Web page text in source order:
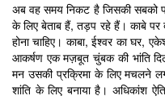
अब वह समय निकट है जिसकी सबको
के लिए बेताब हैं, तड़प रहे हैं। काबे पर
होना चाहिए। काबा, ईश्वर का घर,
आकर्षण एक मज़बूत चुंबक की भांति
मन उसकी प्रक्रिमा के लिए मचलने
शांति के लिए बनाया है। अधिकांश